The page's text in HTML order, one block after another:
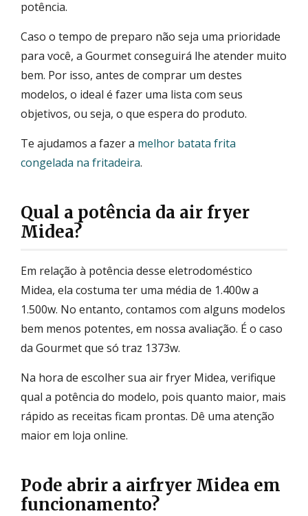
potência.
Caso o tempo de preparo não seja uma prioridade
para você, a Gourmet conseguirá lhe atender muito
bem. Por isso, antes de comprar um destes
modelos, o ideal é fazer uma lista com seus
objetivos, ou seja, o que espera do produto.
Te ajudamos a fazer a melhor batata frita
congelada na fritadeira.
Qual a potência da air fryer
Midea?
Em relação à potência desse eletrodoméstico
Midea, ela costuma ter uma média de 1.400w a
1.500w. No entanto, contamos com alguns modelos
bem menos potentes, em nossa avaliação. É o caso
da Gourmet que só traz 1373w.
Na hora de escolher sua air fryer Midea, verifique
qual a potência do modelo, pois quanto maior, mais
rápido as receitas ficam prontas. Dê uma atenção
maior em loja online.
Pode abrir a airfryer Midea em
funcionamento?